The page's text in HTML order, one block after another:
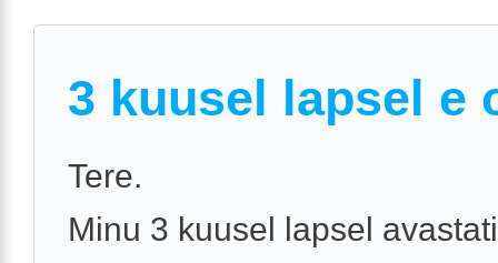
3 kuusel lapsel e
Tere.
Minu 3 kuusel lapsel avastati